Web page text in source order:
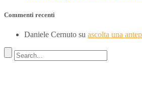
Commenti recenti
Daniele Cernuto su ascolta una